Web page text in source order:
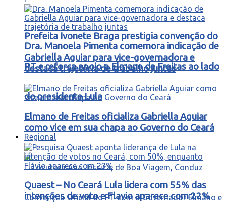
Prefeita Ivonete Braga prestigia convenção do
PT e reforça apoio a Elmano de Freitas ao lado
do presidente Lula
Regional
Dra. Manoela Pimenta comemora indicação de
Gabriella Aguiar para vice-governadora e
destaca trajetória de trabalho juntas
Elmano de Freitas oficializa Gabriella Aguiar
como vice em sua chapa ao Governo do Ceará
Quaest – No Ceará Lula lidera com 55% das
intenções de voto e Flavio aparece com 22%